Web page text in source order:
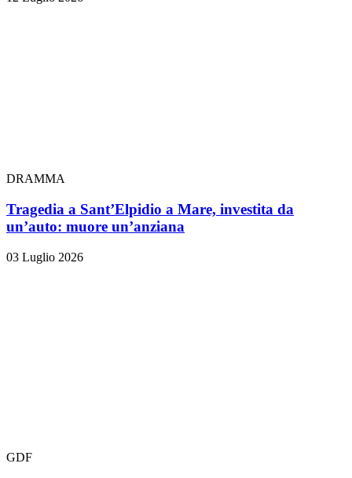
DRAMMA
Tragedia a Sant’Elpidio a Mare, investita da
un’auto: muore un’anziana
03 Luglio 2026
GDF